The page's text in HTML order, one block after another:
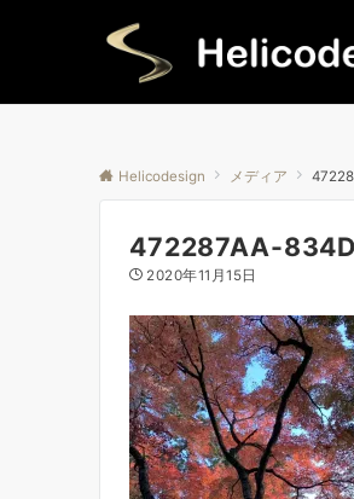
Helicodesign メディア
472287AA-
2020年11月15日